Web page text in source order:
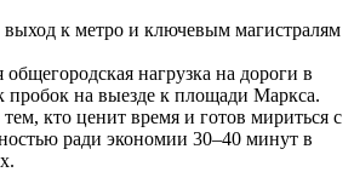
к метро и ключевым магистралям
нагрузка на дороги в
пробок на выезде к площади Маркса.
кто ценит время и готов мириться с
ради экономии 30–40 минут в